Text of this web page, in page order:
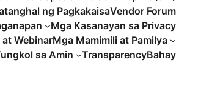
ng PagkakaisaVendor Forum
Mga Kasanayan sa Privacy
WebinarMga Mamimili at Pamilya
sa Amin
TransparencyBahay